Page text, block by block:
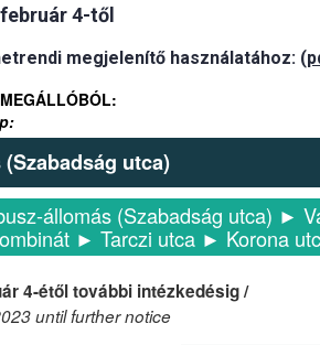
4-től
megjelenítő használatához: (
utca)
állomás (Szabadság utca) ►
► Tarczi utca ► Korona
4-étől további intézkedésig /
until further notice